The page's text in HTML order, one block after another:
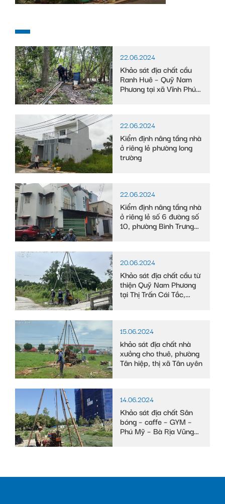
22.06.2024
Khảo sát địa chất cầu
Ranh Huê – Quỹ Nam
Phương tại xã Vĩnh Phú
22.06.2024
Kiểm định nâng tầng nhà
ở riêng lẻ phường long
trường
22.06.2024
Kiểm định nâng tầng nhà
ở riêng lẻ số 6 đường số
10, phường Bình Trưng
20.06.2024
Khảo sát địa chất cầu từ
thiện Quỹ Nam Phương
tại Thị Trấn Cái Tắc,
15.06.2024
khảo sát địa chất nhà
xưởng cho thuê, phường
Tân hiệp, thị xã Tân uyên
14.06.2024
Khảo sát địa chất Sân
bóng – caffe – GYM –
Phú Mỹ – Bà Rịa Vũng